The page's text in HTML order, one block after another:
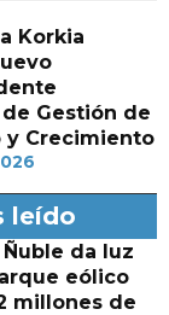
Korkia
Gestión de
y Crecimiento
leído
da luz
eólico
millones de